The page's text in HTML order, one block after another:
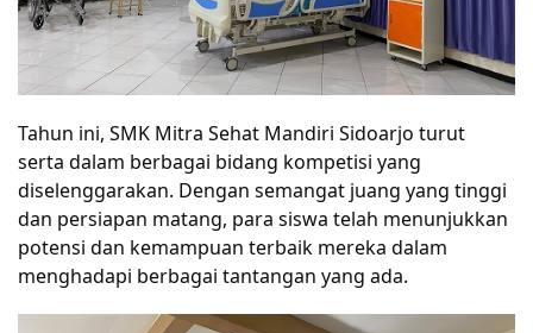
Tahun ini, SMK Mitra Sehat Mandiri Sidoarjo turut
serta dalam berbagai bidang kompetisi yang
diselenggarakan. Dengan semangat juang yang tinggi
dan persiapan matang, para siswa telah menunjukkan
potensi dan kemampuan terbaik mereka dalam
menghadapi berbagai tantangan yang ada.